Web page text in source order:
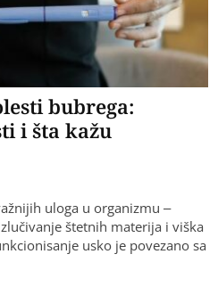
bubrega:
i šta kažu
uloga u organizmu –
štetnih materija i viška
usko je povezano sa